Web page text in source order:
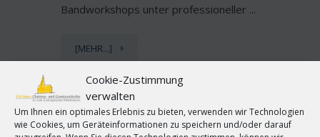
Cookie-Zustimmung
verwalten
Um Ihnen ein optimales Erlebnis zu bieten, verwenden wir Technologien
wie Cookies, um Geräteinformationen zu speichern und/oder darauf
Bandworkshops unter professioneller ...
[MEHR...]
03 Pastor übersprayt Plakat zu